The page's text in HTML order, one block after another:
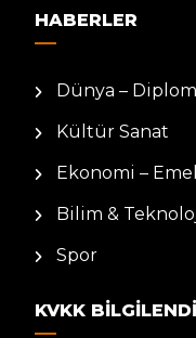
HABERLER
Dünya –
Kültür Sanat
Ekonomi –
Bilim &
Spor
KVKK